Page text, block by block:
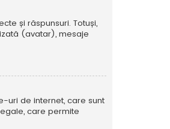
și răspunsuri. Totuși,
(avatar), mesaje
uri de internet, care sunt
care permite